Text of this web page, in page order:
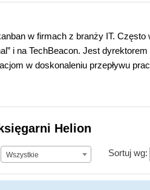
w firmach z branży IT. Często
i na TechBeacon. Jest
w doskonaleniu przepływu
Helion
Wszystkie Sortuj wg: